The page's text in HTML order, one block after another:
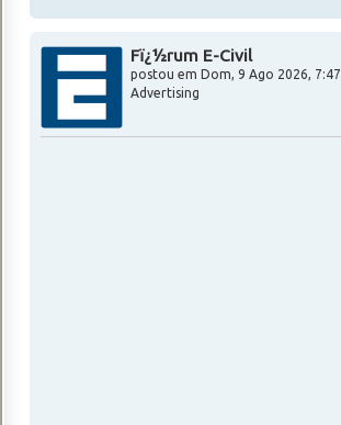
Fï¿½rum E-Civil
postou em Dom, 9 Ago 2026, 7:47
Advertising